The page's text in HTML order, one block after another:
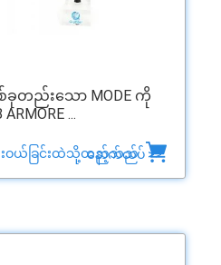
တည်းသော MODE ကို
ARMORE ...
းဝယ်ခြင်းထဲသို့ထည့်သည်
နောက်ထပ် >>